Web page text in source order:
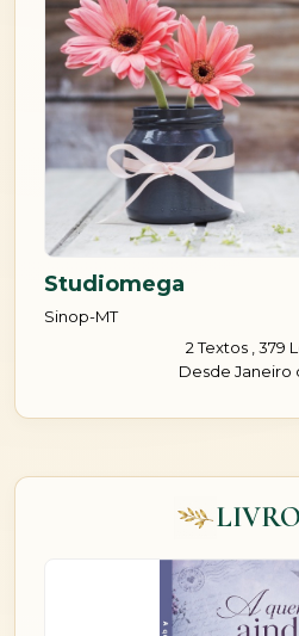
Studiomega
Sinop-MT
2 Textos , 379
Desde Janeiro